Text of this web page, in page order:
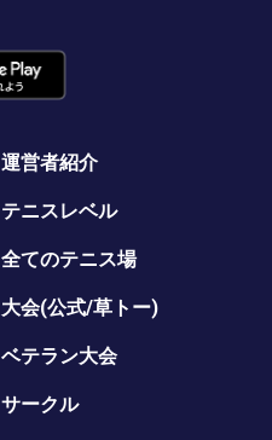
運営者紹介
テニスレベル
全てのテニス場
大会(公式/草トー)
ベテラン大会
サークル